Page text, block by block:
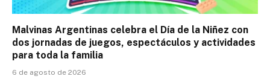
Malvinas Argentinas celebra el Día de la Niñez con
dos jornadas de juegos, espectáculos y actividades
para toda la familia
6 de agosto de 2026